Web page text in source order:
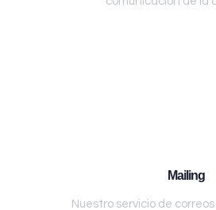
Mailing
Nuestro servicio de